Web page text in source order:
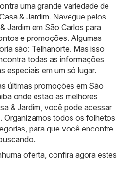
uma grande variedade de
Casa & Jardim. Navegue pelos
Jardim em São Carlos para
e promoções. Algumas
são: Telhanorte. Mas isso
todas as informações
especiais em um só lugar.
últimas promoções em São
onde estão as melhores
& Jardim, você pode acessar
Organizamos todos os folhetos
para que você encontre
oferta, confira agora estes